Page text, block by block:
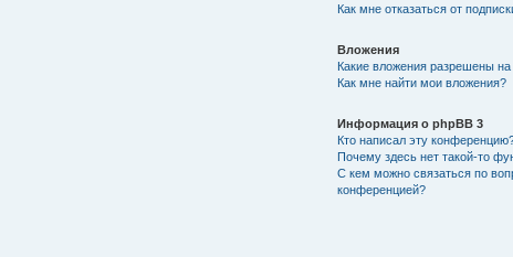
Как мне отказаться от
Вложения
Какие вложения разрешены
Как мне найти мои вложения?
Информация о phpBB 3
Кто написал эту
Почему здесь нет такой-то
С кем можно связаться по
конференцией?